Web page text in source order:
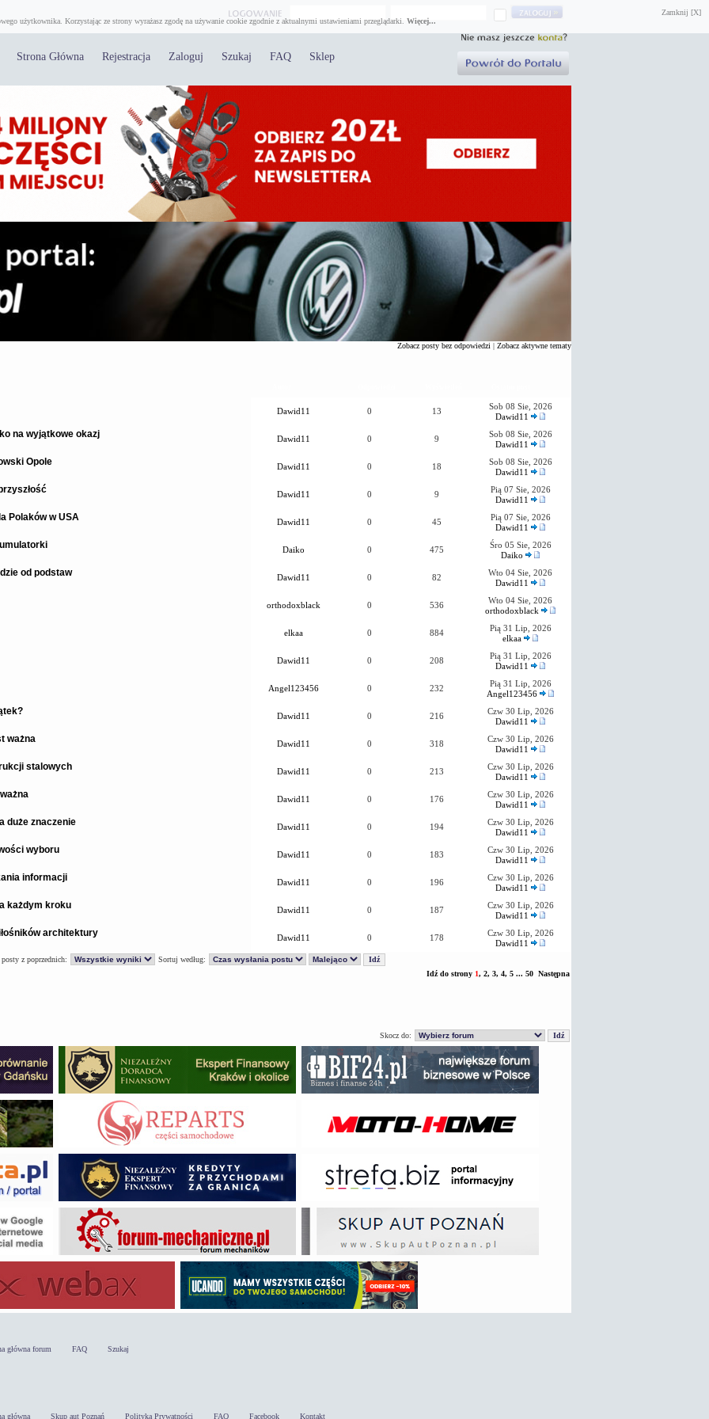
Zamknij [X]
użytkownika. Korzystając ze strony wyrażasz zgodę na używanie cookie zgodnie z aktualnymi ustawieniami przeglądarki. Więcej...
Strona Główna Rejestracja Zaloguj Szukaj FAQ Sklep
Zobacz posty bez odpowiedzi | Zobacz aktywne tematy
Dawid11 0 13
Sob 08 Sie, 2026
Dawid11
na wyjątkowe okazj Dawid11 0 9
Sob 08 Sie, 2026
Dawid11
Opole Dawid11 0 18
Sob 08 Sie, 2026
Dawid11
Dawid11 0 9
Pią 07 Sie, 2026
Dawid11
Polaków w USA Dawid11 0 45
Pią 07 Sie, 2026
Dawid11
Daiko 0 475
Śro 05 Sie, 2026
Daiko
od podstaw Dawid11 0 82
Wto 04 Sie, 2026
Dawid11
orthodoxblack 0 536
Wto 04 Sie, 2026
orthodoxblack
elkaa 0 884
Pią 31 Lip, 2026
elkaa
Dawid11 0 208
Pią 31 Lip, 2026
Dawid11
Angel123456 0 232
Pią 31 Lip, 2026
Angel123456
Dawid11 0 216
Czw 30 Lip, 2026
Dawid11
ważna Dawid11 0 318
Czw 30 Lip, 2026
Dawid11
stalowych Dawid11 0 213
Czw 30 Lip, 2026
Dawid11
Dawid11 0 176
Czw 30 Lip, 2026
Dawid11
duże znaczenie Dawid11 0 194
Czw 30 Lip, 2026
Dawid11
wyboru Dawid11 0 183
Czw 30 Lip, 2026
Dawid11
informacji Dawid11 0 196
Czw 30 Lip, 2026
Dawid11
każdym kroku Dawid11 0 187
Czw 30 Lip, 2026
Dawid11
architektury Dawid11 0 178
Czw 30 Lip, 2026
Dawid11
z poprzednich:
Sortuj według:
Idź do strony 1, 2, 3, 4, 5... 50 Następna
Skocz do:
główna forum FAQ Szukaj
główna Skup aut Poznań Polityka Prywatności FAQ Facebook Kontakt